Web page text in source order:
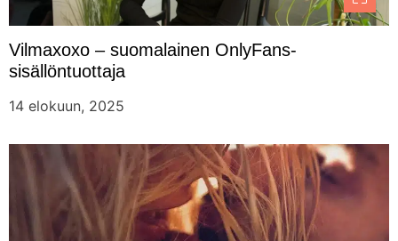
Vilmaxoxo – suomalainen OnlyFans-
sisällöntuottaja
14 elokuun, 2025